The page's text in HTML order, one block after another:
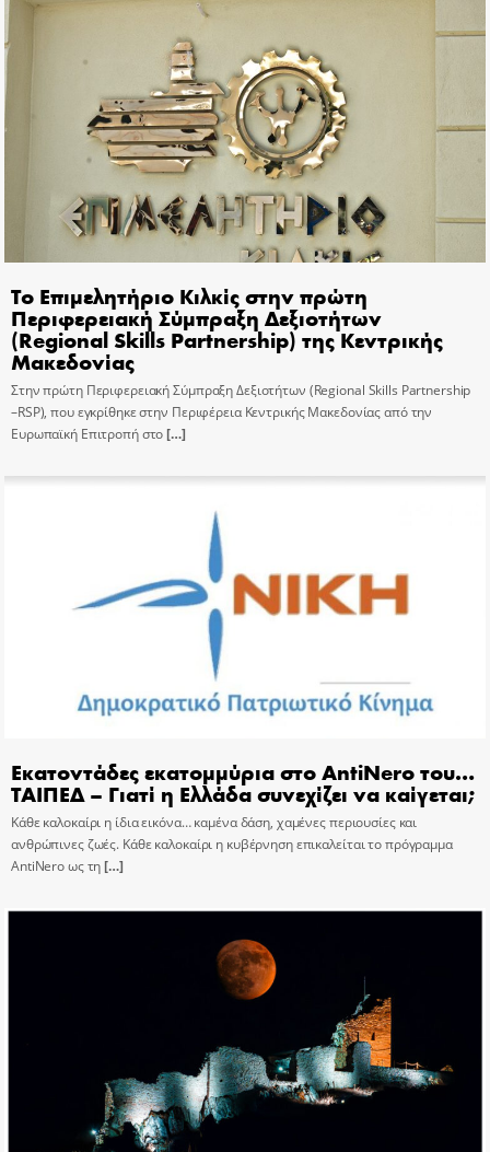
Το Επιμελητήριο Κιλκίς στην πρώτη
Περιφερειακή Σύμπραξη Δεξιοτήτων
(Regional Skills Partnership) της Κεντρικής
Μακεδονίας
Στην πρώτη Περιφερειακή Σύμπραξη Δεξιοτήτων (Regional Skills Partnership
–RSP), που εγκρίθηκε στην Περιφέρεια Κεντρικής Μακεδονίας από την
Ευρωπαϊκή Επιτροπή στο[…]
Εκατοντάδες εκατομμύρια στο AntiNero του…
ΤΑΙΠΕΔ – Γιατί η Ελλάδα συνεχίζει να καίγεται;
Κάθε καλοκαίρι η ίδια εικόνα… καμένα δάση, χαμένες περιουσίες και
ανθρώπινες ζωές. Κάθε καλοκαίρι η κυβέρνηση επικαλείται το πρόγραμμα
AntiNero ως τη[…]